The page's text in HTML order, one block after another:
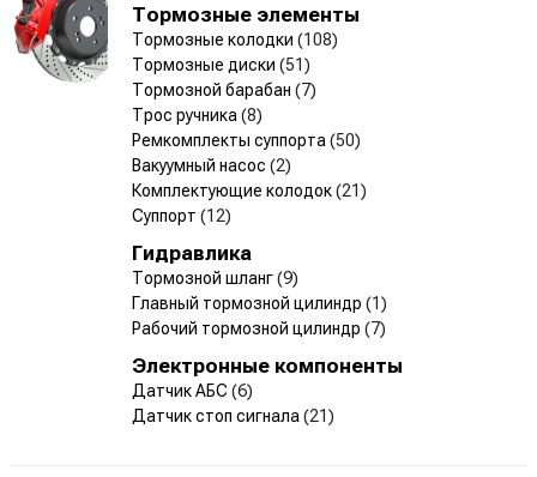
Тормозные элементы
Тормозные колодки (108)
Тормозные диски (51)
Тормозной барабан (7)
Трос ручника (8)
Ремкомплекты суппорта (50)
Вакуумный насос (2)
Комплектующие колодок(21)
Суппорт (12)
Гидравлика
Тормозной шланг(9)
Главный тормозной цилиндр (1)
Рабочий тормозной цилиндр (7)
Электронные компоненты
Датчик АБС (6)
Датчик стоп сигнала (21)